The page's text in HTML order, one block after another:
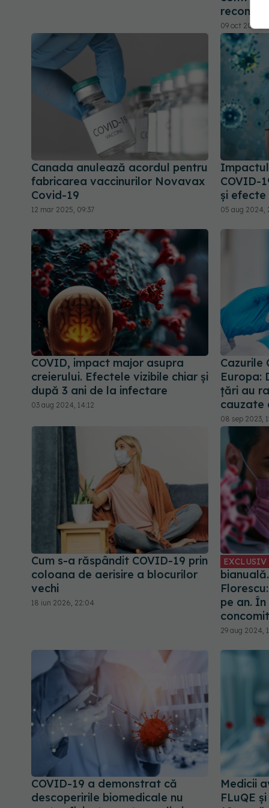
09 oct 2023,
Canada anulează acordul pentru
fabricarea vaccinurilor Novavax
Covid-19
12 mar 2025, 09:37
COVID-
și
05 aug 2024,
COVID, impact major asupra
creierului. Efectele vizibile chiar și
după 3 ani de la infectare
03 aug 2024, 14:12
Cazurile
Europa:
țări au
cauzate
08 sep 2023,
Cum s-a răspândit COVID-19 prin
coloana de aerisire a blocurilor
vechi
18 iun 2026, 22:04
EXCLUSIV
pe an.
29 aug 2024,
COVID-19 a demonstrat că
descoperirile biomedicale nu
Medicii
FLuQE